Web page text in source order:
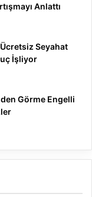
Anlattı
Seyahat
İşliyor
Görme Engelli